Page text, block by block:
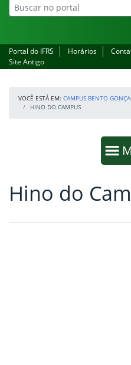
Portal do IFRS Horários
Site Antigo
VOCÊ ESTÁ EM: CAMPUS BENTO
HINO DO CAMPUS
Fim da navegação
Início do conteúdo
Hino do